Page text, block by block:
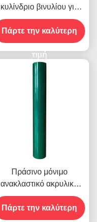
κυλίνδριο βινυλίου για
ανακλαστικό φύλλο
κυκλοφοριακής
ασφάλειας
Πάρτε την καλύτερη
τιμή
Πράσινο μόνιμο
ανακλαστικό ακρυλικό
φύλλο βινύλιο για την
οδική ασφάλεια
Πάρτε την καλύτερη